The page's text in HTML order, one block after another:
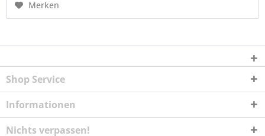
Merken
Shop Service
Informationen
Nichts verpassen!